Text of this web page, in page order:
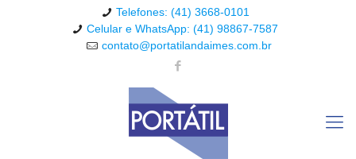
Telefones: (41) 3668-0101
Celular e WhatsApp: (41) 98867-7587
contato@portatilandaimes.com.br